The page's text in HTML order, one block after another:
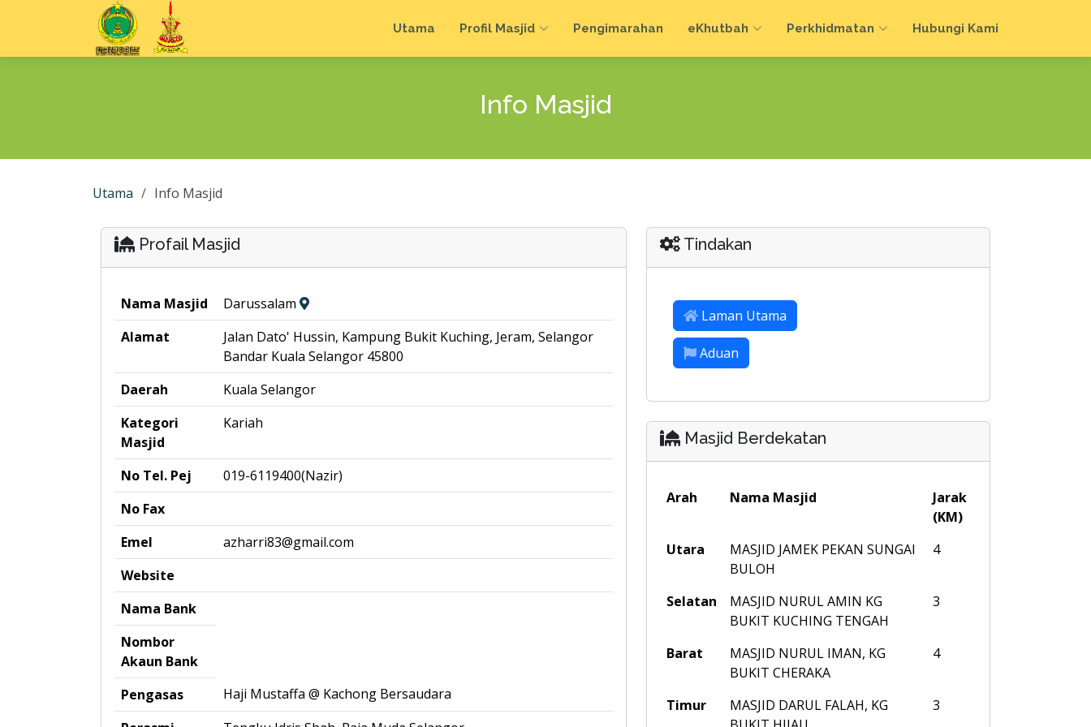
Utama Profil Masjid Pengimarahan eKhutbah Perkhidmatan Hubungi Kami
Info Masjid
Utama Info Masjid
Profail Masjid
Nama Masjid
Darussalam
Alamat
Jalan Dato' Hussin, Kampung Bukit Kuching, Jeram, Selangor
Bandar Kuala Selangor 45800
Daerah
Kuala Selangor
Kategori
Masjid
Kariah
No Tel. Pej
019-6119400(Nazir)
No Fax
Emel
azharri83@gmail.com
Website
Nama Bank
Nombor
Akaun Bank
Pengasas
Haji Mustaffa @ Kachong Bersaudara
Tindakan
Laman Utama
Aduan
Masjid Berdekatan
Arah Nama Masjid
Jarak
(KM)
Utara
MASJID JAMEK PEKAN SUNGAI
BULOH
4
Selatan
MASJID NURUL AMIN KG
BUKIT KUCHING TENGAH
3
Barat
MASJID NURUL IMAN, KG
BUKIT CHERAKA
4
Timur
MASJID DARUL FALAH, KG
3